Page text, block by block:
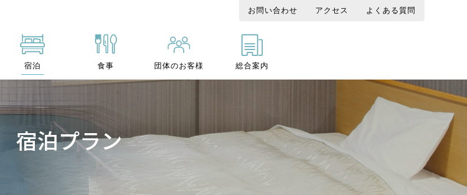
宿泊 食事 団体のお客様 総合案内
お問い合わせ アクセス よくある質問